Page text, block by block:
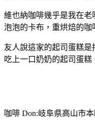
維也納咖啡幾乎是我在
泡泡的卡布，重烘焙的咖
友人說這家的起司蛋糕
吃上一口奶奶的起司蛋
咖啡 Don:岐阜県高山市